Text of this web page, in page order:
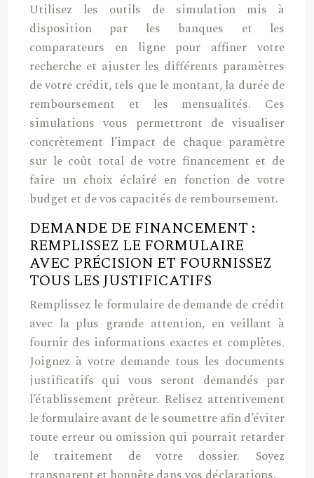
Utilisez les outils de simulation mis à
disposition par les banques et les
comparateurs en ligne pour affiner votre
recherche et ajuster les différents paramètres
de votre crédit, tels que le montant, la durée de
remboursement et les mensualités. Ces
simulations vous permettront de visualiser
concrètement l’impact de chaque paramètre
sur le coût total de votre financement et de
faire un choix éclairé en fonction de votre
budget et de vos capacités de remboursement.
DEMANDE DE FINANCEMENT :
REMPLISSEZ LE FORMULAIRE
AVEC PRÉCISION ET FOURNISSEZ
TOUS LES JUSTIFICATIFS
Remplissez le formulaire de demande de crédit
avec la plus grande attention, en veillant à
fournir des informations exactes et complètes.
Joignez à votre demande tous les documents
justificatifs qui vous seront demandés par
l’établissement prêteur. Relisez attentivement
le formulaire avant de le soumettre afin d’éviter
toute erreur ou omission qui pourrait retarder
le traitement de votre dossier. Soyez